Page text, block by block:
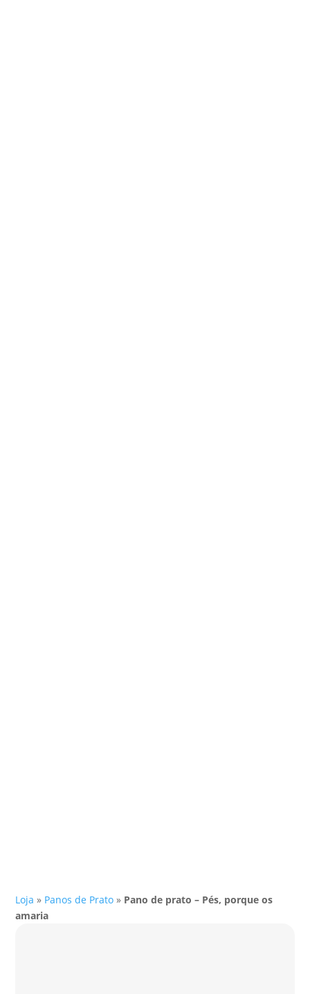
Loja » Panos de Prato » Pano de prato – Pés, porque os
amaria